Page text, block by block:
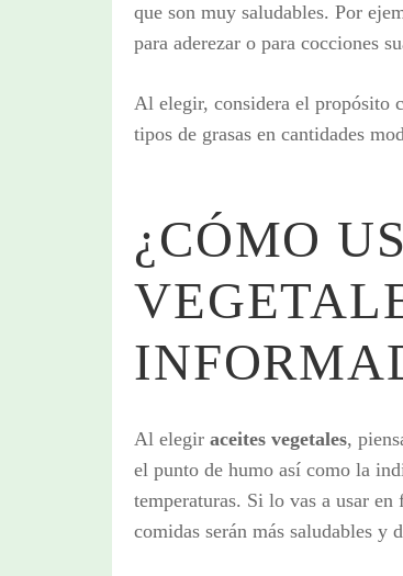
que son muy saludables. Por
para aderezar o para cocciones
Al elegir, considera el propósito
tipos de grasas en cantidades
¿CÓMO
Al elegir aceites vegetales,
el punto de humo así como la
temperaturas. Si lo vas a usar en
comidas serán más saludables y